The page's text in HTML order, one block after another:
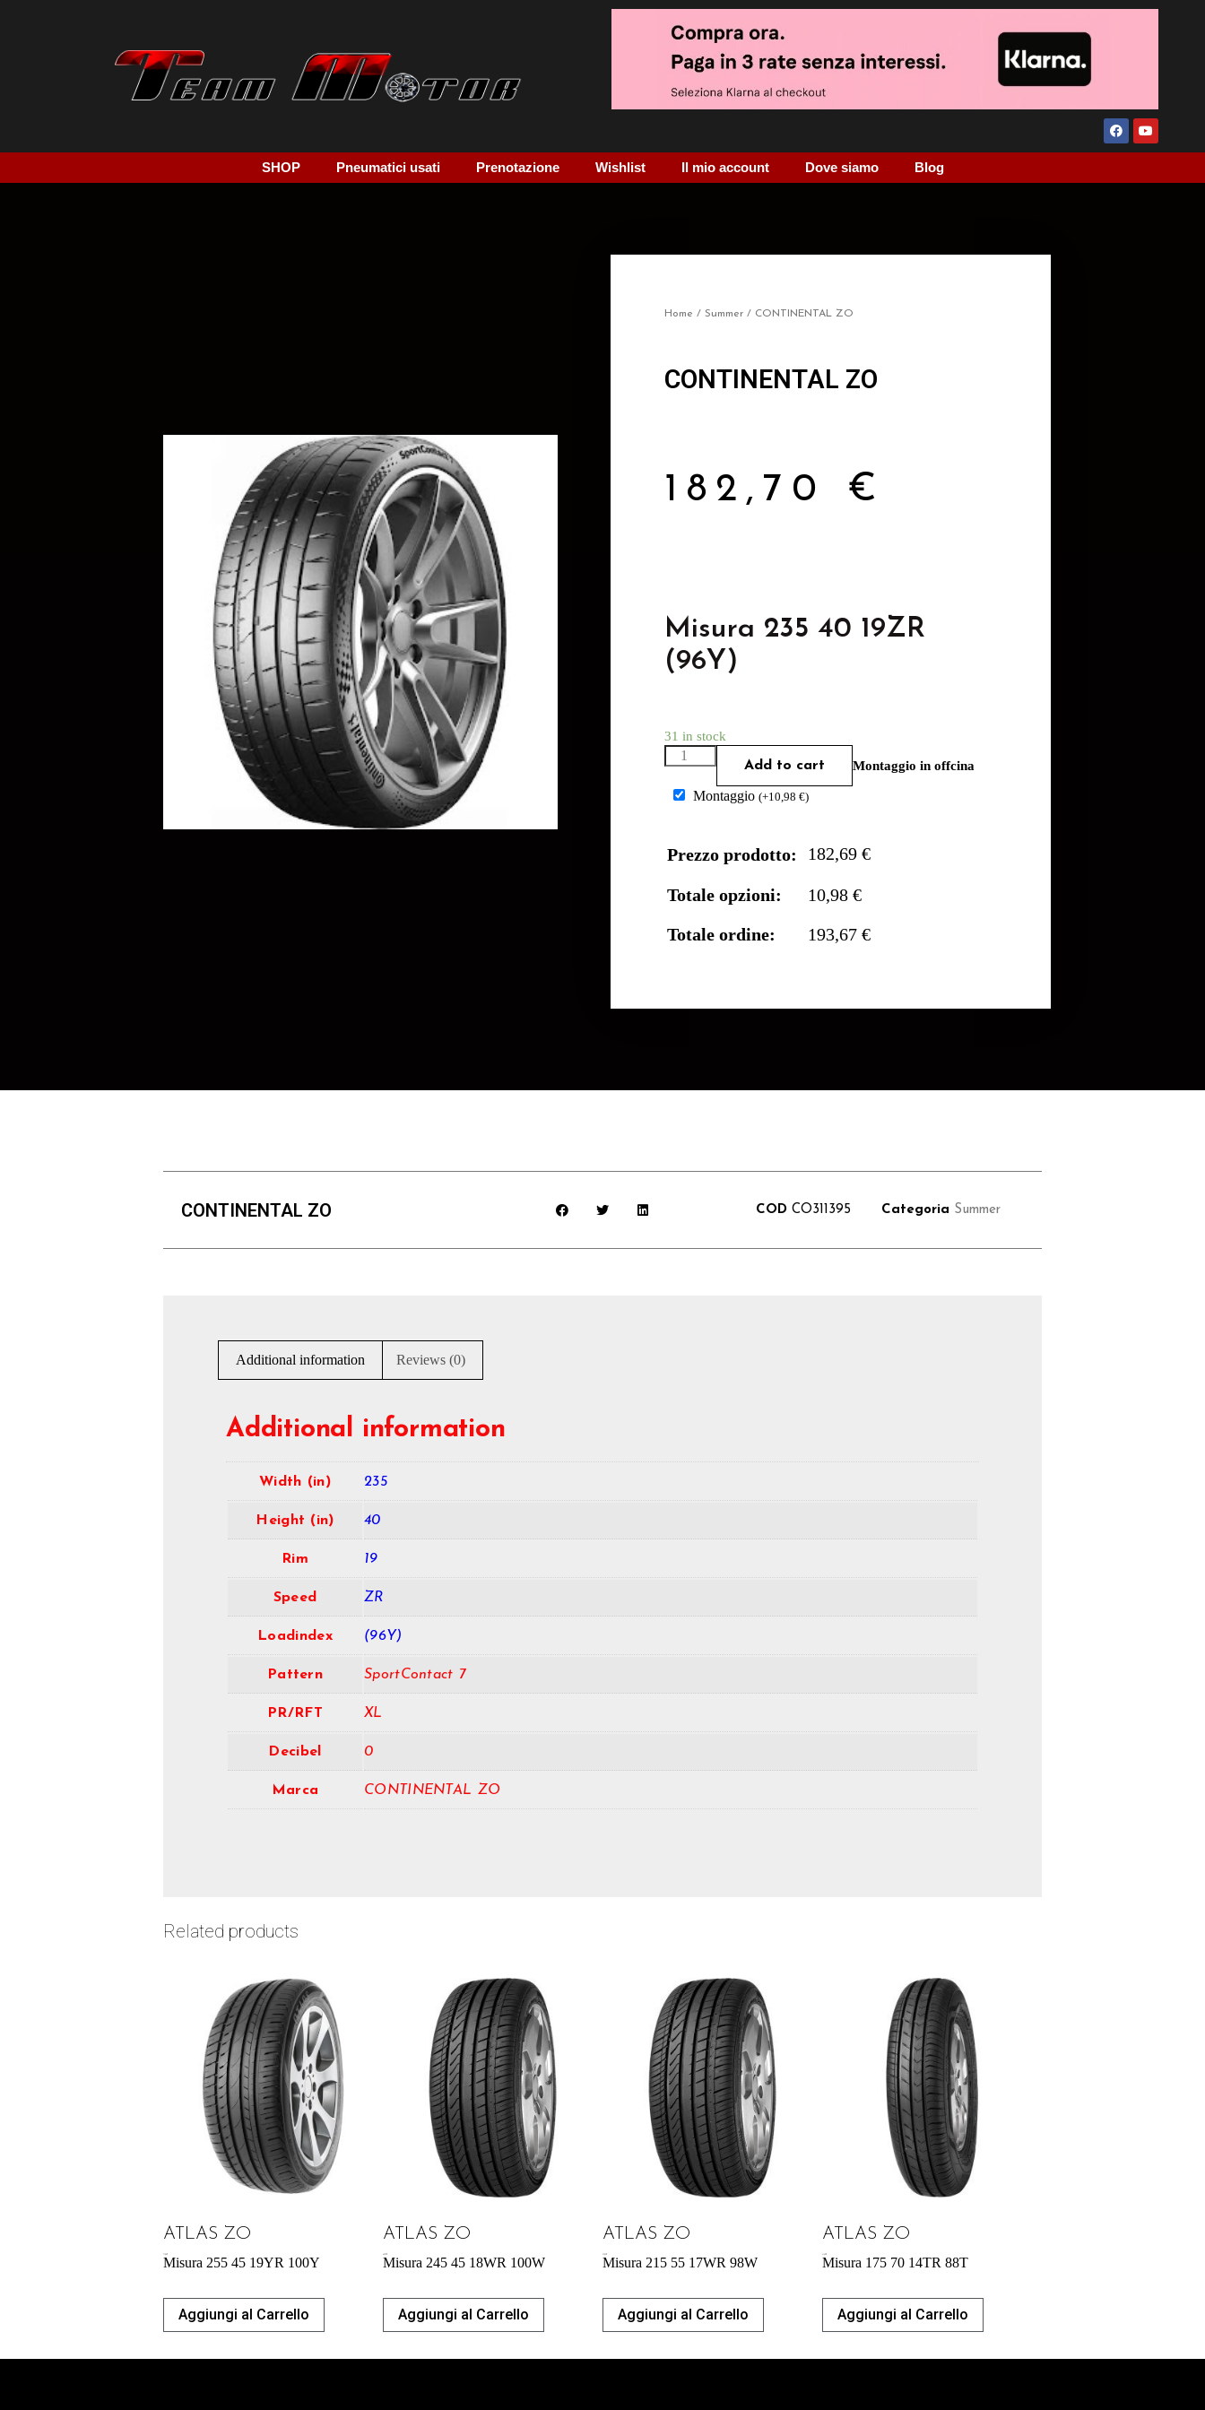
SHOP Pneumatici usati Prenotazione Wishlist Il mio account Dove siamo Blog
Home / Summer / CONTINENTAL ZO
CONTINENTAL ZO
182,70 €
Misura 235 40 19ZR
(96Y)
31 in stock
Add to cart Montaggio in offcina
Montaggio (+10,98 €)
Prezzo prodotto: 182,69 €
Totale opzioni:
10,98 €
Totale ordine:
193,67 €
CONTINENTAL ZO COD CO311395 Categoria Summer
Additional information Reviews (0)
Additional information
Width (in) 235
Height (in) 40
Rim 19
Speed ZR
Loadindex (96Y)
Pattern SportContact 7
PR/RFT XL
Decibel 0
Marca CONTINENTAL ZO
Related products
ATLAS ZO
Misura 255 45 19YR 100Y
Aggiungi al Carrello
ATLAS ZO
Misura 245 45 18WR 100W
Aggiungi al Carrello
ATLAS ZO
Misura 215 55 17WR 98W
Aggiungi al Carrello
ATLAS ZO
Misura 175 70 14TR 88T
Aggiungi al Carrello